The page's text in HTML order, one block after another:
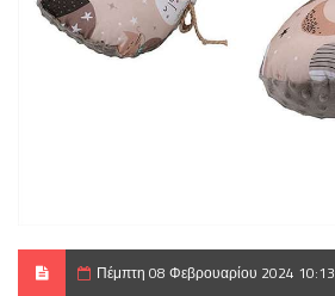
Πέμπτη 08 Φεβρουαρίου 2024 10:13